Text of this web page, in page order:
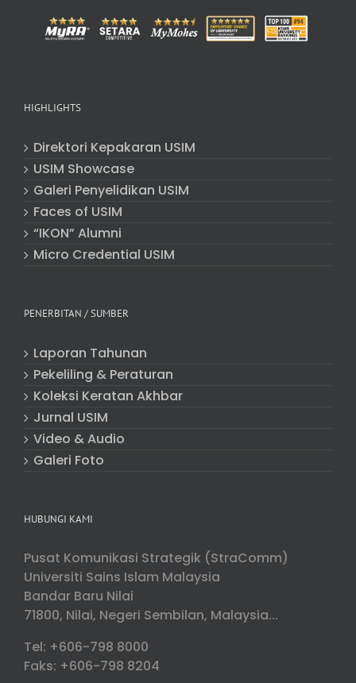
HIGHLIGHTS
Direktori Kepakaran USIM
USIM Showcase
Galeri Penyelidikan USIM
Faces of USIM
“IKON” Alumni
Micro Credential USIM
PENERBITAN / SUMBER
Laporan Tahunan
Pekeliling & Peraturan
Koleksi Keratan Akhbar
Jurnal USIM
Video & Audio
Galeri Foto
HUBUNGI KAMI
Pusat Komunikasi Strategik (StraComm)
Universiti Sains Islam Malaysia
Bandar Baru Nilai
71800, Nilai, Negeri Sembilan, Malaysia...
Tel: +606-798 8000
Faks: +606-798 8204